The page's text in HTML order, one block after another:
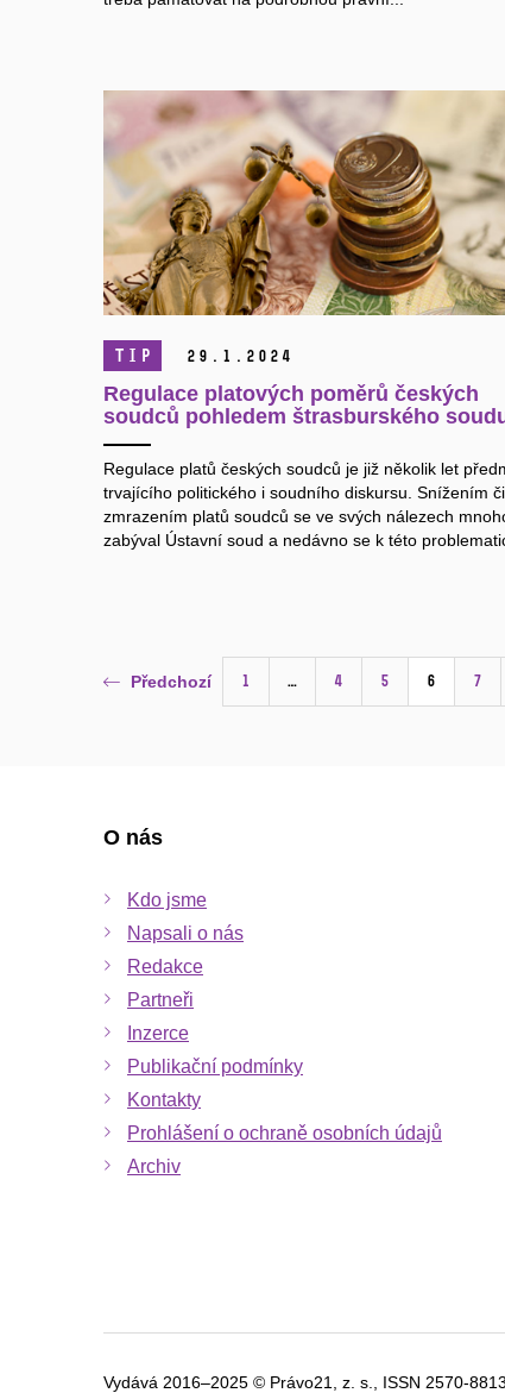
TIP 29. 1. 2024
Regulace platových poměrů českých
soudců pohledem štrasburského
Regulace platů českých soudců je již několik let
trvajícího politického i soudního diskursu. Snížením či
zmrazením platů soudců se ve svých nálezech
zabýval Ústavní soud a nedávno se k této
Předchozí 1 … 4 5 6 7
O nás
Kdo jsme
Napsali o nás
Redakce
Partneři
Inzerce
Publikační podmínky
Kontakty
Prohlášení o ochraně osobních údajů
Archiv
Vydává 2016–2025 © Právo21, z. s., ISSN 2570-